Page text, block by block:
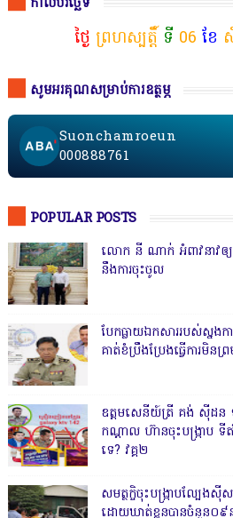
ថ្ងៃ ព្រហស្បត្តិ៍ ទី 06 ខែ
សូមអរគុណសម្រាប់ការឧត្ថម្ភ
Suonchamroeun
000888761
POPULAR POSTS
លោក នី ណាក់ អំពាវនាវឲ្យន
នឹងការចុះចូល
បែកធ្លាយឯកសាររបស់ស្នង
គាត់ខំប្រឹងប្រែងធ្វើការមិនព្
ឧត្តមសេនីយ៍ត្រី គង់ ស៊ីដន
កណ្តាល ហ៊ានចុះបង្ក្រាប
ទេ? វគ្គ២
សមត្ថកិ្ចចុះបង្ក្រាបល្បែងស៊ី
ដោយឃាត់ខ្លួនបានចំនួន០៩